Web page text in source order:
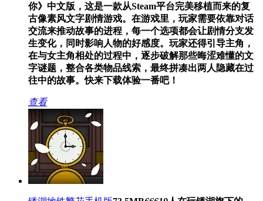
你》中文版，这是一款从Steam平台完美移植而来的复
古像素风文字剧情游戏。在游戏里，玩家需要依靠对话
交流来推动故事的进程，每一个选项都会让剧情分支发
生变化，同时影响人物的好感度。玩家还得引导主角，
在与女主角相处的过程中，逐步破解那些晦涩难懂的文
字谜题，整合各类物品线索，最终拼凑出两人隐藏在过
往中的故事。快来下载体验一番吧！
查看